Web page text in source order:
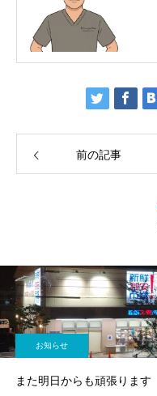
前の記事
お知らせ
また明日からも頑張ります